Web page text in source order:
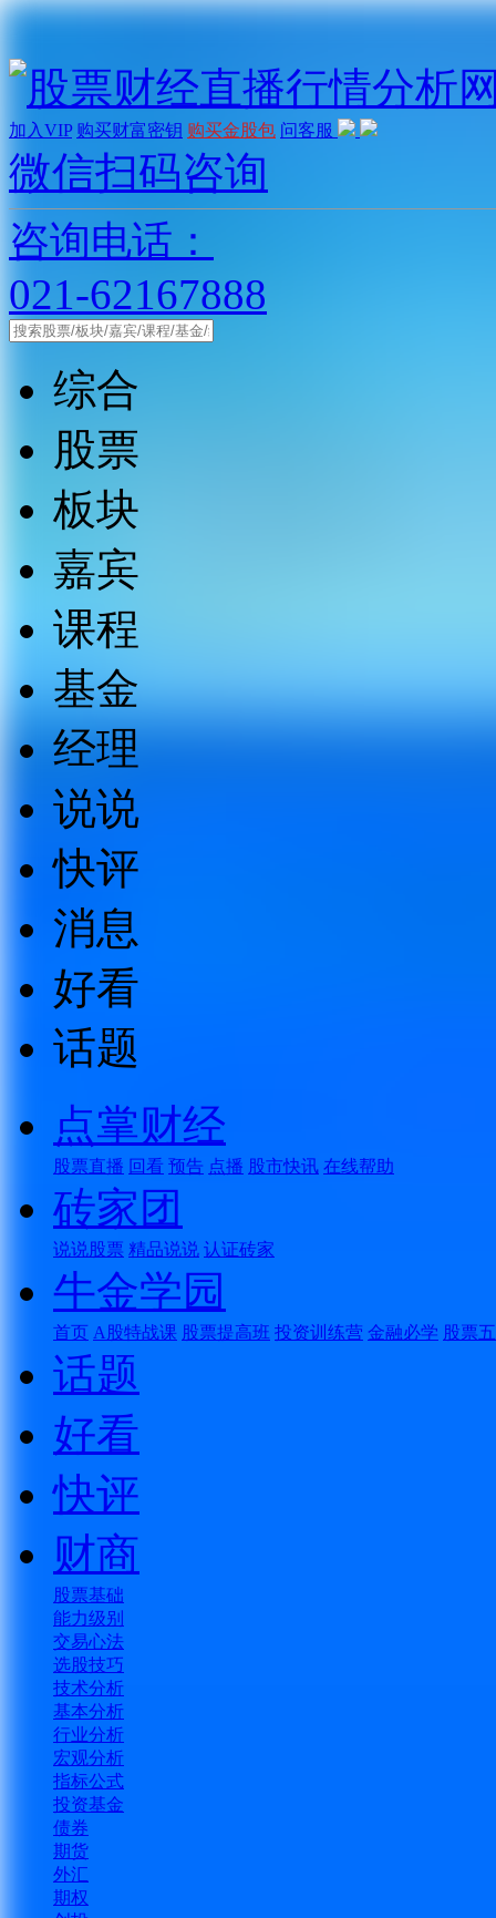
加入VIP 购买财富密钥 购买金股包 问客服
微信扫码咨询
咨询电话：
021-62167888
综合
股票
板块
嘉宾
课程
基金
经理
说说
快评
消息
好看
话题
点掌财经
股票直播 回看 预告 点播 股市快讯 在线帮助
砖家团
说说股票 精品说说 认证砖家
牛金学园
首页 A股特战课 股票提高班 投资训练营 金融必学 股票
话题
好看
快评
财商
股票基础
能力级别
交易心法
选股技巧
技术分析
基本分析
行业分析
宏观分析
指标公式
投资基金
债券
期货
外汇
期权